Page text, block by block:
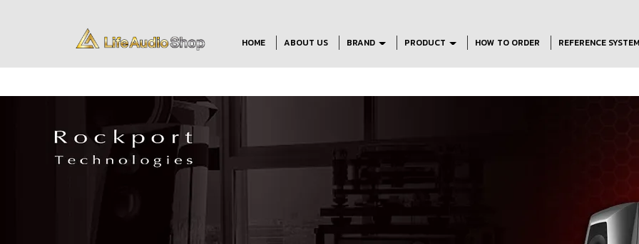
HOME ABOUT US BRAND PRODUCT HOW TO ORDER REFERENCE SYSTEM